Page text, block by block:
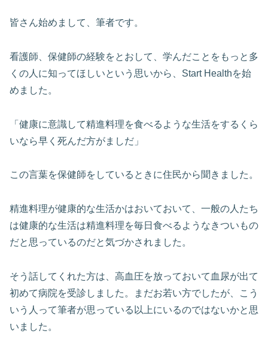
皆さん始めまして、筆者です。
看護師、保健師の経験をとおして、学んだことをもっと多
くの人に知ってほしいという思いから、Start Healthを始
めました。
「健康に意識して精進料理を食べるような生活をするくら
いなら早く死んだ方がましだ」
この言葉を保健師をしているときに住民から聞きました。
精進料理が健康的な生活かはおいておいて、一般の人たち
は健康的な生活は精進料理を毎日食べるようなきついもの
だと思っているのだと気づかされました。
そう話してくれた方は、高血圧を放っておいて血尿が出て
初めて病院を受診しました。まだお若い方でしたが、こう
いう人って筆者が思っている以上にいるのではないかと思
いました。